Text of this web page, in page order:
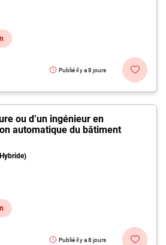
Publié il y a 8 jours
ou d’un ingénieur en
automatique du bâtiment
Publié il y a 8 jours